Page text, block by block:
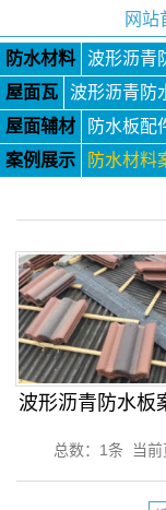
网站
防水材料 波形沥青
屋面瓦
波形沥青防
屋面辅材
防水板配
案例展示
防水材料
波形沥青防水板
总数：1条 当前